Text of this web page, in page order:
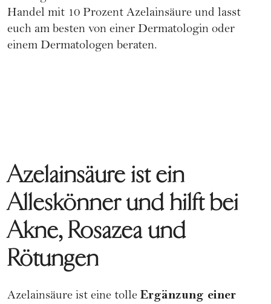
Handel mit 10 Prozent Azelainsäure und lasst
euch am besten von einer Dermatologin oder
einem Dermatologen beraten.
Azelainsäure ist ein
Alleskönner und hilft bei
Akne, Rosazea und
Rötungen
Azelainsäure ist eine tolle Ergänzung einer